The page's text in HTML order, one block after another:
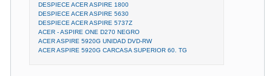
DESPIECE ACER ASPIRE 1800
DESPIECE ACER ASPIRE 5630
DESPIECE ACER ASPIRE 5737Z
ACER - ASPIRE ONE D270 NEGRO
ACER ASPIRE 5920G UNIDAD DVD-RW
ACER ASPIRE 5920G CARCASA SUPERIOR 60. TG